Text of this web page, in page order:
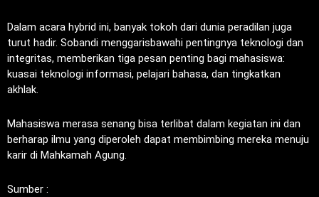
Dalam acara hybrid ini, banyak tokoh dari dunia peradilan juga
turut hadir. Sobandi menggarisbawahi pentingnya teknologi dan
integritas, memberikan tiga pesan penting bagi mahasiswa:
kuasai teknologi informasi, pelajari bahasa, dan tingkatkan
akhlak.
Mahasiswa merasa senang bisa terlibat dalam kegiatan ini dan
berharap ilmu yang diperoleh dapat membimbing mereka menuju
karir di Mahkamah Agung.
Sumber :